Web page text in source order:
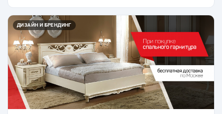
ДИЗАЙН И БРЕНДИНГ